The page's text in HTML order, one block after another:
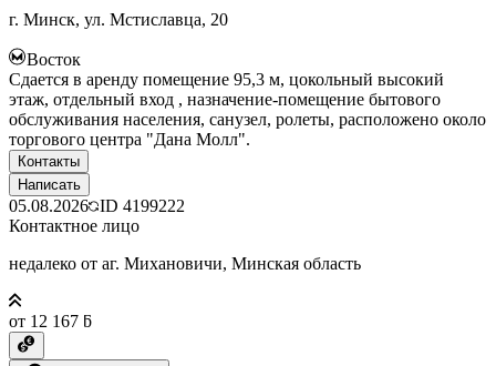
г. Минск, ул. Мстиславца, 20
Восток
Сдается в аренду помещение 95,3 м, цокольный высокий
этаж, отдельный вход , назначение-помещение бытового
обслуживания населения, санузел, ролеты, расположено около
торгового центра "Дана Молл".
Контакты
Написать
05.08.2026 ID 4199222
Контактное лицо
недалеко от аг. Михановичи, Минская область
от 12 167 ƃ